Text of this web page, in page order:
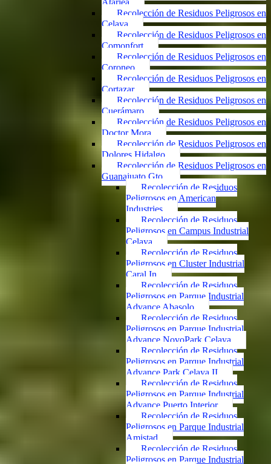
Atarjea
Recolección de Residuos Peligrosos en
Celaya
Recolección de Residuos Peligrosos en
Comonfort
Recolección de Residuos Peligrosos en
Coroneo
Recolección de Residuos Peligrosos en
Cortazar
Recolección de Residuos Peligrosos en
Cuerámaro
Recolección de Residuos Peligrosos en
Doctor Mora
Recolección de Residuos Peligrosos en
Dolores Hidalgo
Recolección de Residuos Peligrosos en
Guanajuato Gto.
Recolección de Residuos
Peligrosos en American
Industries
Recolección de Residuos
Peligrosos en Campus Industrial
Celaya
Recolección de Residuos
Peligrosos en Cluster Industrial
Caral In
Recolección de Residuos
Peligrosos en Parque Industrial
Advance Abasolo
Recolección de Residuos
Peligrosos en Parque Industrial
Advance NovoPark Celaya
Recolección de Residuos
Peligrosos en Parque Industrial
Advance Park Celaya II
Recolección de Residuos
Peligrosos en Parque Industrial
Advance Puerto Interior
Recolección de Residuos
Peligrosos en Parque Industrial
Amistad
Recolección de Residuos
Peligrosos en Parque Industrial